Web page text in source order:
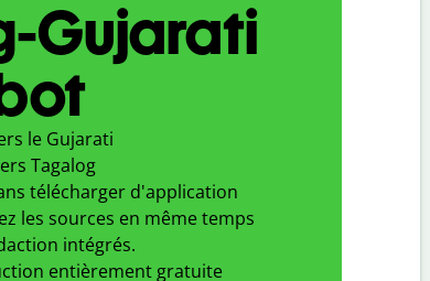
Gujarati
le Gujarati
Tagalog
télécharger d'application
les sources en même temps
intégrés.
entièrement gratuite